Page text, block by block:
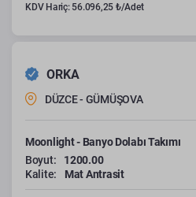
KDV Hariç: 56.096,25 ₺/Adet
ORKA
DÜZCE - GÜMÜŞOVA
Moonlight - Banyo Dolabı Takımı
Boyut:
1200.00
Kalite:
Mat Antrasit